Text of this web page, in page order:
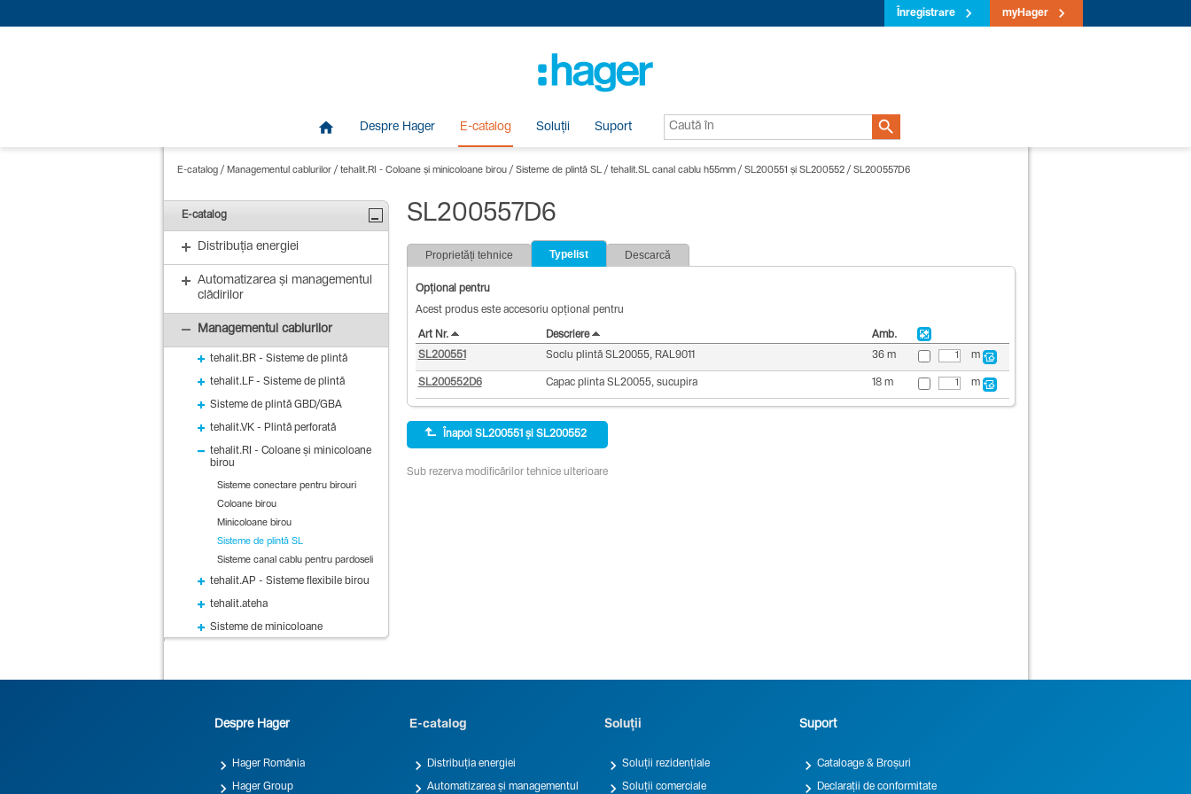
Înregistrare myHager
 Despre Hager E-catalog Soluții Suport 
E-catalog/ Managementul cablurilor/ tehalit.RI - Coloane și minicoloane birou/ Sisteme de plintă SL/ tehalit.SL canal cablu h55mm/ SL200551 și SL200552/ SL200557D6
E-catalog
Distribuția energiei
Automatizarea și managementul
clădirilor
Managementul cablurilor
tehalit.BR - Sisteme de plintă
tehalit.LF - Sisteme de plintă
Sisteme de plintă GBD/GBA
tehalit.VK - Plintă perforată
tehalit.RI - Coloane și minicoloane
birou
Sisteme conectare pentru birouri
Coloane birou
Minicoloane birou
Sisteme de plintă SL
Sisteme canal cablu pentru pardoseli
tehalit.AP - Sisteme flexibile birou
tehalit.ateha
Sisteme de minicoloane
SL200557D6
Proprietăți tehnice Typelist Descarcă
Opțional pentru
Acest produs este accesoriu opțional pentru
Art Nr. Descriere
Amb.
SL200551
Soclu plintă SL20055, RAL9011 36 m m
SL200552D6 Capac plinta SL20055, sucupira 18 m m
Înapoi SL200551 și SL200552
Sub rezerva modificărilor tehnice ulterioare
Despre Hager
 Hager România
 Hager Group
E-catalog
 Distribuția energiei
 Automatizarea și managementul
Soluții
 Soluții rezidențiale
 Soluții comerciale
Suport
 Cataloage & Broșuri
 Declarații de conformitate